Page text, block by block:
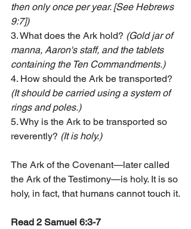
then only once per year. [See Hebrews
9:7])
3. What does the Ark hold? (Gold jar of
manna, Aaron's staff, and the tablets
containing the Ten Commandments.)
4. How should the Ark be transported?
(It should be carried using a system of
rings and poles.)
5. Why is the Ark to be transported so
reverently? (It is holy.)
The Ark of the Covenant—later called
the Ark of the Testimony—is holy. It is so
holy, in fact, that humans cannot touch it.
Read 2 Samuel 6:3-7